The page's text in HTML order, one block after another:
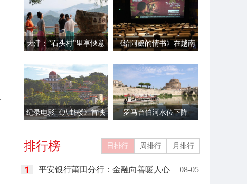
天津：“石头村”里享惬意
《给阿嬷的情书》在越南
纪录电影《八卦楼》首映 罗马台伯河水位下降
排行榜 日排行 周排行 月排行
平安银行莆田分行：金融向善暖人心 08-05